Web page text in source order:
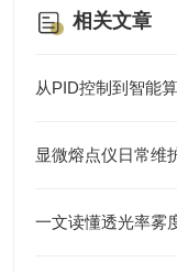
相关文章
显微熔点仪日常维
一文读懂透光率雾